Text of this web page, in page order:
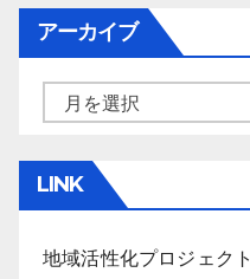
アーカイブ
LINK
地域活性化プロジェクト